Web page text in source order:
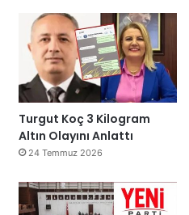
Turgut Koç 3 Kilogram
Altın Olayını Anlattı
24 Temmuz 2026